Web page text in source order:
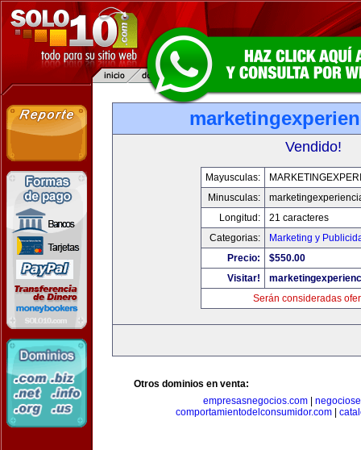
Vendido!
Mayusculas:
Minusculas:
Longitud:
21 caracteres
Categorias:
Marketing y
Precio:
$550.00
Visitar!
Serán consideradas
Otros dominios en venta:
empresasnegocios.com|
comportamientodelconsumidor.com|